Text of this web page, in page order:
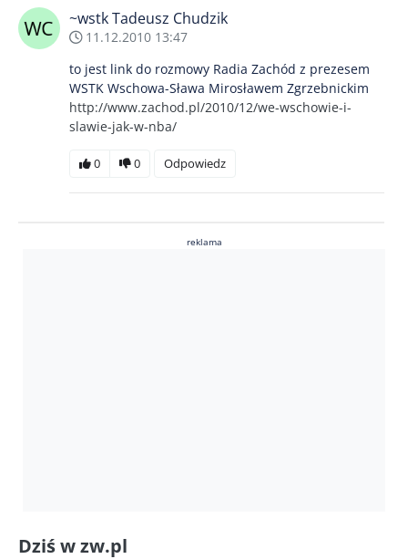
~wstk Tadeusz Chudzik
11.12.2010 13:47
to jest link do rozmowy Radia Zachód z prezesem
WSTK Wschowa-Sława Mirosławem Zgrzebnickim
http://www.zachod.pl/2010/12/we-wschowie-i-
slawie-jak-w-nba/
0 0 Odpowiedz
reklama
Dziś w zw.pl